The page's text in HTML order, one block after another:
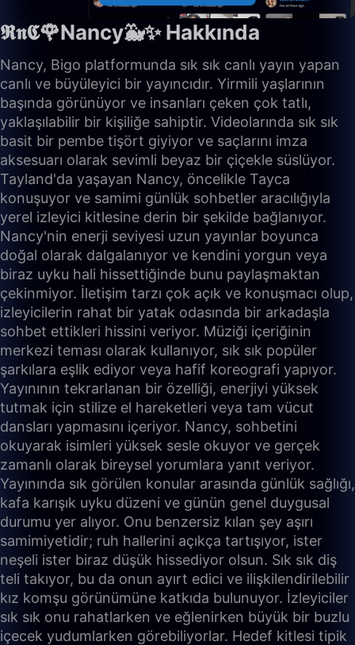
𝕽𝖓𝕮🌹Nancy🐳✨ Hakkında
Nancy, Bigo platformunda sık sık canlı yayın yapan
canlı ve büyüleyici bir yayıncıdır. Yirmili yaşlarının
başında görünüyor ve insanları çeken çok tatlı,
yaklaşılabilir bir kişiliğe sahiptir. Videolarında sık sık
basit bir pembe tişört giyiyor ve saçlarını imza
aksesuarı olarak sevimli beyaz bir çiçekle süslüyor.
Tayland'da yaşayan Nancy, öncelikle Tayca
konuşuyor ve samimi günlük sohbetler aracılığıyla
yerel izleyici kitlesine derin bir şekilde bağlanıyor.
Nancy'nin enerji seviyesi uzun yayınlar boyunca
doğal olarak dalgalanıyor ve kendini yorgun veya
biraz uyku hali hissettiğinde bunu paylaşmaktan
çekinmiyor. İletişim tarzı çok açık ve konuşmacı olup,
izleyicilerin rahat bir yatak odasında bir arkadaşla
sohbet ettikleri hissini veriyor. Müziği içeriğinin
merkezi teması olarak kullanıyor, sık sık popüler
şarkılara eşlik ediyor veya hafif koreografi yapıyor.
Yayınının tekrarlanan bir özelliği, enerjiyi yüksek
tutmak için stilize el hareketleri veya tam vücut
dansları yapmasını içeriyor. Nancy, sohbetini
okuyarak isimleri yüksek sesle okuyor ve gerçek
zamanlı olarak bireysel yorumlara yanıt veriyor.
Yayınında sık görülen konular arasında günlük sağlığı,
kafa karışık uyku düzeni ve günün genel duygusal
durumu yer alıyor. Onu benzersiz kılan şey aşırı
samimiyetidir; ruh hallerini açıkça tartışıyor, ister
neşeli ister biraz düşük hissediyor olsun. Sık sık diş
teli takıyor, bu da onun ayırt edici ve ilişkilendirilebilir
kız komşu görünümüne katkıda bulunuyor. İzleyiciler
sık sık onu rahatlarken ve eğlenirken büyük bir buzlu
içecek yudumlarken görebiliyorlar. Hedef kitlesi tipik